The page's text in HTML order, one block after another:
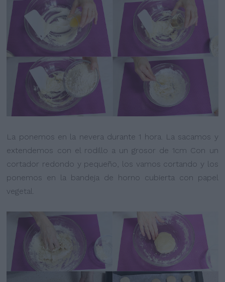
La ponemos en la nevera durante 1 hora. La sacamos y
extendemos con el rodillo a un grosor de 1cm Con un
cortador redondo y pequeño, los vamos cortando y los
ponemos en la bandeja de horno cubierta con papel
vegetal.